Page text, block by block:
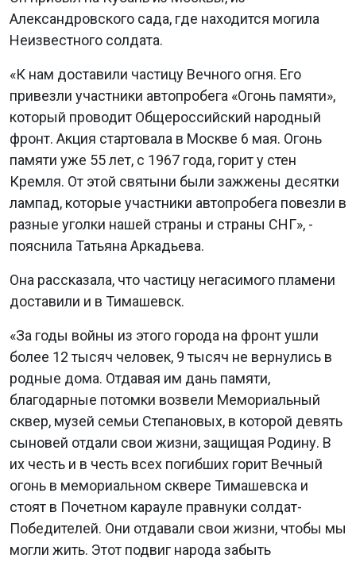
Александровского сада, где находится могила
Неизвестного солдата.
«К нам доставили частицу Вечного огня. Его
привезли участники автопробега «Огонь памяти»,
который проводит Общероссийский народный
фронт. Акция стартовала в Москве 6 мая. Огонь
памяти уже 55 лет, с 1967 года, горит у стен
Кремля. От этой святыни были зажжены десятки
лампад, которые участники автопробега повезли в
разные уголки нашей страны и страны СНГ», -
пояснила Татьяна Аркадьева.
Она рассказала, что частицу негасимого пламени
доставили и в Тимашевск.
«За годы войны из этого города на фронт ушли
более 12 тысяч человек, 9 тысяч не вернулись в
родные дома. Отдавая им дань памяти,
благодарные потомки возвели Мемориальный
сквер, музей семьи Степановых, в которой девять
сыновей отдали свои жизни, защищая Родину. В
их честь и в честь всех погибших горит Вечный
огонь в мемориальном сквере Тимашевска и
стоят в Почетном карауле правнуки солдат-
Победителей. Они отдавали свои жизни, чтобы мы
могли жить. Этот подвиг народа забыть